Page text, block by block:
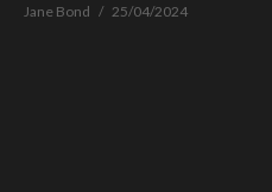
Jane Bond 25/04/2024